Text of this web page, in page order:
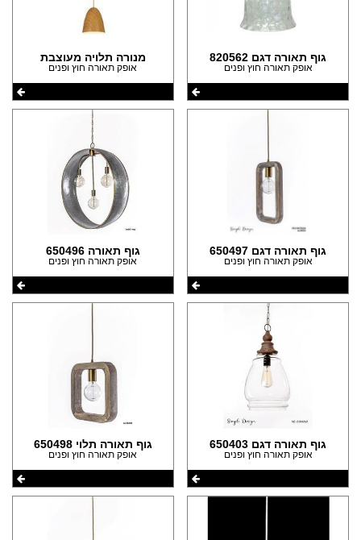
גוף תאורה דגם 820562
אופק תאורה חוץ ופנים
מנורה תלויה מעוצבת
אופק תאורה חוץ ופנים
גוף תאורה דגם 650497
אופק תאורה חוץ ופנים
גוף תאורה 650496
אופק תאורה חוץ ופנים
גוף תאורה דגם 650403
אופק תאורה חוץ ופנים
גוף תאורה תלוי 650498
אופק תאורה חוץ ופנים